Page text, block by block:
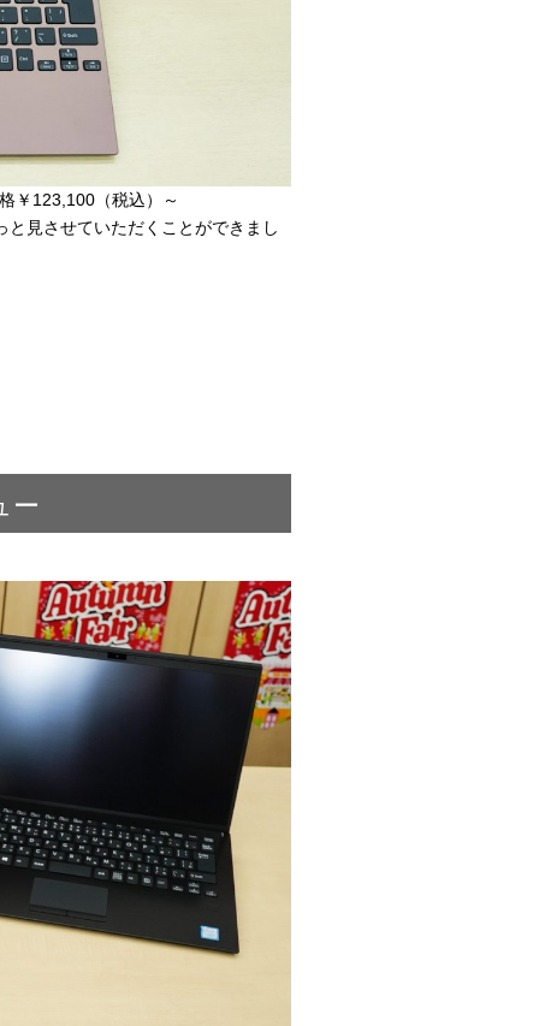
￥123,100（税込）～
見させていただくことができまし
ー